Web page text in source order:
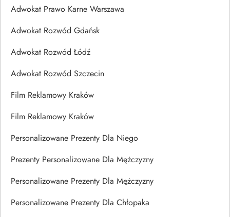
Adwokat Prawo Karne Warszawa
Adwokat Rozwód Gdańsk
Adwokat Rozwód Łódź
Adwokat Rozwód Szczecin
Film Reklamowy Kraków
Film Reklamowy Kraków
Personalizowane Prezenty Dla Niego
Prezenty Personalizowane Dla Mężczyzny
Personalizowane Prezenty Dla Mężczyzny
Personalizowane Prezenty Dla Chłopaka